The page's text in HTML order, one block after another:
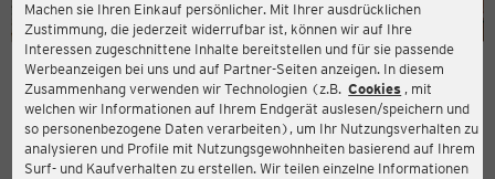
Machen sie Ihren Einkauf persönlicher. Mit Ihrer ausdrücklichen
Zustimmung, die jederzeit widerrufbar ist, können wir auf Ihre
Interessen zugeschnittene Inhalte bereitstellen und für sie passende
Werbeanzeigen bei uns und auf Partner-Seiten anzeigen. In diesem
Zusammenhang verwenden wir Technologien (z.B. Cookies , mit
welchen wir Informationen auf Ihrem Endgerät auslesen/speichern und
so personenbezogene Daten verarbeiten), um Ihr Nutzungsverhalten zu
analysieren und Profile mit Nutzungsgewohnheiten basierend auf Ihrem
Surf- und Kaufverhalten zu erstellen. Wir teilen einzelne Informationen
ERNSTING'S FAMILY FILIALE
Cranger Str. 291
45891 Gelsenkirchen